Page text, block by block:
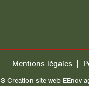
Mentions légales
Creation site web EEnov